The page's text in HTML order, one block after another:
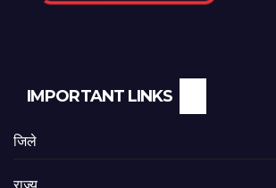
IMPORTANT LINKS
जिले